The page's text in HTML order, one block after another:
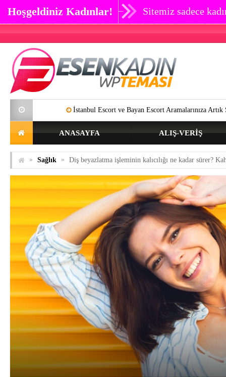
Hoşgeldiniz Kadınlar! Sitemiz sadece
İstanbul Escort ve Bayan Escort Aramalarınıza Artık SON
ANASAYFA ALIŞ-VERIŞ
» Sağlık » Diş beyazlatma işleminin kalıcılığı ne kadar sürer?